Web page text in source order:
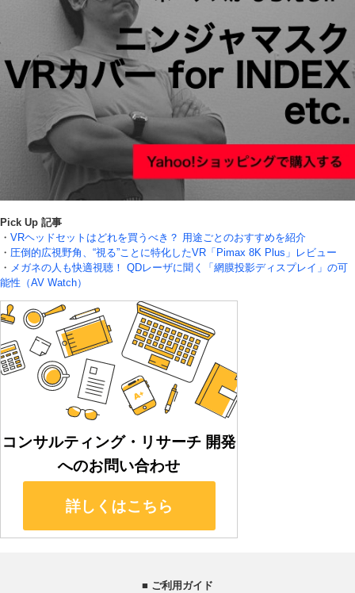
Pick Up 記事
・ VRヘッドセットはどれを買うべき？ 用途ごとのおすすめを紹介
・ 圧倒的広視野角、“視る”ことに特化したVR「Pimax 8K Plus」レビュー
・ メガネの人も快適視聴！ QDレーザに聞く「網膜投影ディスプレイ」の可
能性（AV Watch）
■ ご利用ガイド